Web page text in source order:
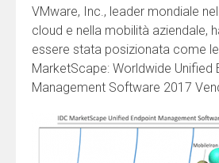
VMware, Inc., leader mondiale
cloud e nella mobilità aziendale,
essere stata posizionata come
MarketScape: Worldwide Unified
Management Software 2017